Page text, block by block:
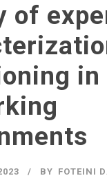
of
in
BY FOTEINI